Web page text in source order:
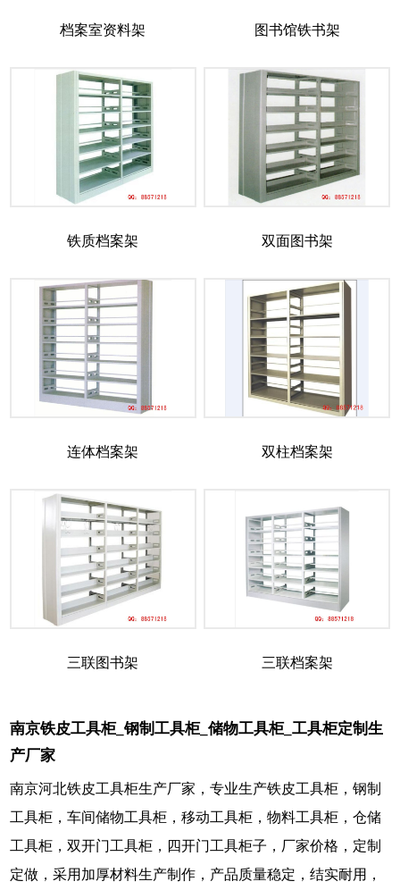
档案室资料架 图书馆铁书架
铁质档案架 双面图书架
连体档案架 双柱档案架
三联图书架 三联档案架
南京铁皮工具柜_钢制工具柜_储物工具柜_工具柜定制生
产厂家
南京河北铁皮工具柜生产厂家，专业生产铁皮工具柜，钢制
工具柜，车间储物工具柜，移动工具柜，物料工具柜，仓储
工具柜，双开门工具柜，四开门工具柜子，厂家价格，定制
定做，采用加厚材料生产制作，产品质量稳定，结实耐用，